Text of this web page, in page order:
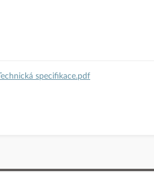
Technická specifikace.pdf